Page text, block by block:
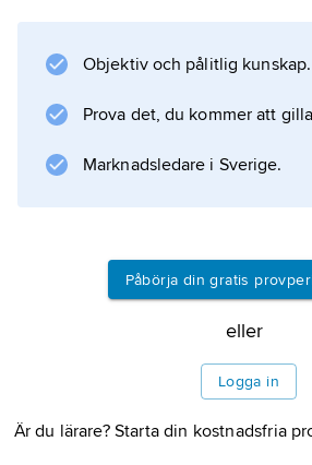
sintrar
kaffekopp – blir hårt, men
textruta för exempel på keramik.
Keramik i Asien
Keramik i Europa
Objektiv och pålitlig kunskap.
Prova det, du kommer att
Marknadsledare i Sverige.
Påbörja din gratis
eller
Logga in
Är du lärare? Starta din kostnadsfria